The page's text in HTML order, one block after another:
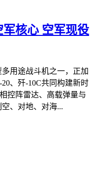
核心 空军现役
用途战斗机之一，正加
、歼-10C共同构建新时
控阵雷达、高载弹量与
、对地、对海...